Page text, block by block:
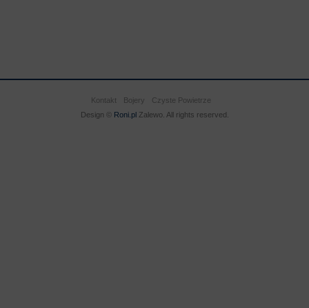
Kontakt Bojery
Czyste Powietrze
Design © Roni.plZalewo. All rights reserved.